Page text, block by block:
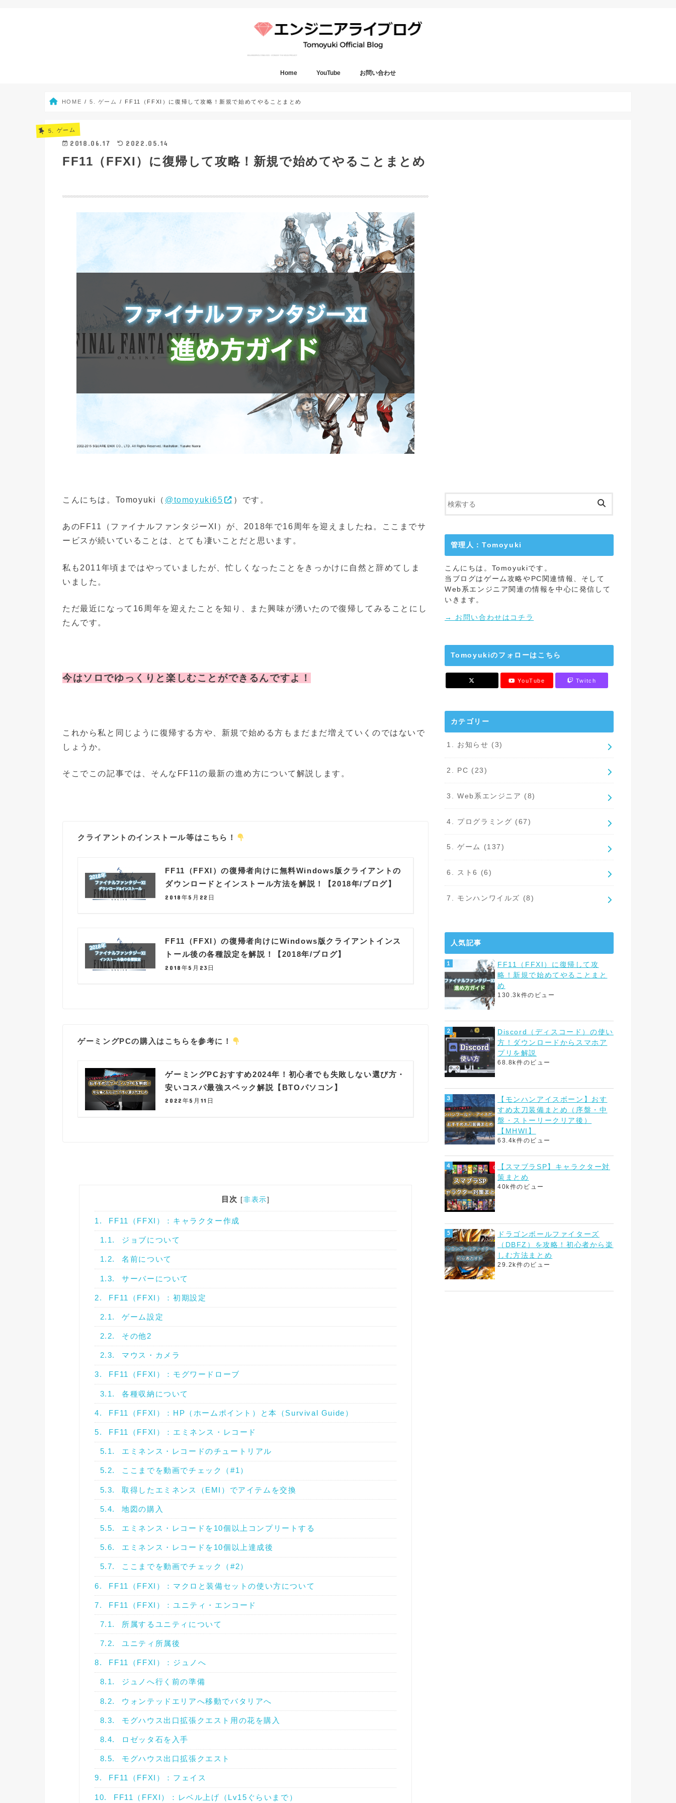
Home YouTube お問い合わせ
HOME 5. ゲーム FF11（FFXI）に復帰して攻略！新規で始めてやることまとめ
5. ゲーム
2018.06.17 2022.05.14
FF11（FFXI）に復帰して攻略！新規で始めてやることまとめ
こんにちは。Tomoyuki（ @tomoyuki65 ）です。
あのFF11（ファイナルファンタジーXI）が、2018年で16周年を迎えましたね。ここまでサ
ービスが続いていることは、とても凄いことだと思います。
私も2011年頃まではやっていましたが、忙しくなったことをきっかけに自然と辞めてしま
いました。
ただ最近になって16周年を迎えたことを知り、また興味が湧いたので復帰してみることにし
たんです。
今はソロでゆっくりと楽しむことができるんですよ！
これから私と同じように復帰する方や、新規で始める方もまだまだ増えていくのではないで
しょうか。
そこでこの記事では、そんなFF11の最新の進め方について解説します。
クライアントのインストール等はこちら！
FF11（FFXI）の復帰者向けに無料Windows版クライアントの
ダウンロードとインストール方法を解説！【2018年/ブログ】
2018年5月22日
FF11（FFXI）の復帰者向けにWindows版クライアントインス
トール後の各種設定を解説！【2018年/ブログ】
2018年5月23日
ゲーミングPCの購入はこちらを参考に！
ゲーミングPCおすすめ2024年！初心者でも失敗しない選び方・
安いコスパ最強スペック解説【BTOパソコン】
2022年5月11日
目次 [非表示]
1. FF11（FFXI）：キャラクター作成
1.1. ジョブについて
1.2. 名前について
1.3. サーバーについて
2. FF11（FFXI）：初期設定
2.1. ゲーム設定
2.2. その他2
2.3. マウス・カメラ
3. FF11（FFXI）：モグワードローブ
3.1. 各種収納について
4. FF11（FFXI）：HP（ホームポイント）と本（Survival Guide）
5. FF11（FFXI）：エミネンス・レコード
5.1. エミネンス・レコードのチュートリアル
5.2. ここまでを動画でチェック（#1）
5.3. 取得したエミネンス（EMI）でアイテムを交換
5.4. 地図の購入
5.5. エミネンス・レコードを10個以上コンプリートする
5.6. エミネンス・レコードを10個以上達成後
5.7. ここまでを動画でチェック（#2）
6. FF11（FFXI）：マクロと装備セットの使い方について
7. FF11（FFXI）：ユニティ・エンコード
7.1. 所属するユニティについて
7.2. ユニティ所属後
8. FF11（FFXI）：ジュノへ
8.1. ジュノへ行く前の準備
8.2. ウォンテッドエリアへ移動でバタリアへ
8.3. モグハウス出口拡張クエスト用の花を購入
8.4. ロゼッタ石を入手
8.5. モグハウス出口拡張クエスト
9. FF11（FFXI）：フェイス
10. FF11（FFXI）：レベル上げ（Lv15ぐらいまで）
管理人：Tomoyuki
こんにちは。Tomoyukiです。
当ブログはゲーム攻略やPC関連情報、そして
Web系エンジニア関連の情報を中心に発信して
いきます。
→ お問い合わせはコチラ
Tomoyukiのフォローはこちら
YouTube Twitch
カテゴリー
1. お知らせ (3)
2. PC (23)
3. Web系エンジニア (8)
4. プログラミング (67)
5. ゲーム (137)
6. スト6 (6)
7. モンハンワイルズ (8)
人気記事
FF11（FFXI）に復帰して攻
略！新規で始めてやることまと
め
130.3k件のビュー
Discord（ディスコード）の使い
方！ダウンロードからスマホア
プリを解説
68.8k件のビュー
【モンハンアイスボーン】おす
すめ太刀装備まとめ（序盤・中
盤・ストーリークリア後）
【MHWI】
63.4k件のビュー
【スマブラSP】キャラクター対
策まとめ
40k件のビュー
ドラゴンボールファイターズ
（DBFZ）を攻略！初心者から楽
しむ方法まとめ
29.2k件のビュー